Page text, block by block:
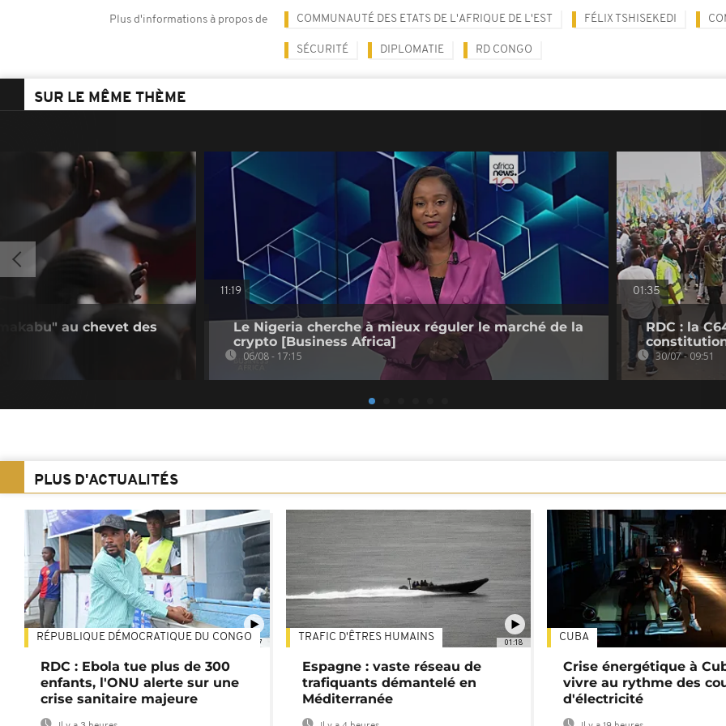
Plus d'informations à propos de COMMUNAUTÉ DES ETATS DE L'AFRIQUE DE L'EST FÉLIX TSHISEKEDI
SÉCURITÉ DIPLOMATIE RD CONGO
SUR LE MÊME THÈME
au chevet des
11:19
Le Nigeria cherche à mieux réguler le marché de la
crypto [Business Africa]
06/08 - 17:15
01:35
RDC : la
30/07 - 09:51
PLUS D'ACTUALITÉS
01:47
RÉPUBLIQUE DÉMOCRATIQUE DU CONGO
RDC : Ebola tue plus de 300
enfants, l'ONU alerte sur une
crise sanitaire majeure
01:18
TRAFIC D'ÊTRES HUMAINS
Espagne : vaste réseau de
trafiquants démantelé en
Méditerranée
CUBA
Crise énergétique à
vivre au rythme des
d'électricité